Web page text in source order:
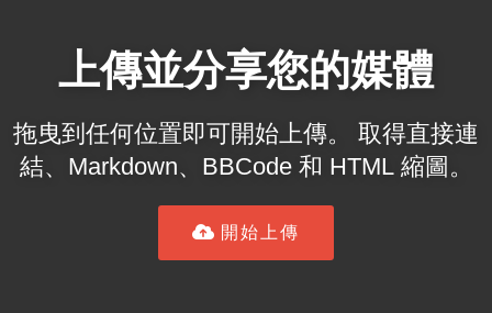
上傳並分享您的媒體
拖曳到任何位置即可開始上傳。 取得直接連
結、Markdown、BBCode 和 HTML 縮圖。
開始上傳